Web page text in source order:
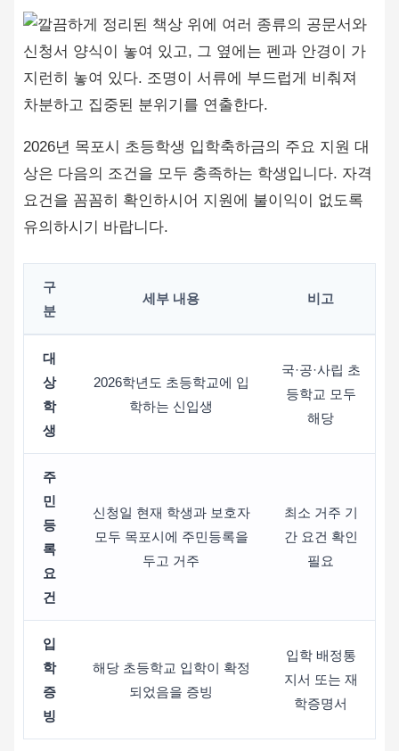
2026년 목포시 초등학생 입학축하금의 주요 지원 대
상은 다음의 조건을 모두 충족하는 학생입니다. 자격
요건을 꼼꼼히 확인하시어 지원에 불이익이 없도록
유의하시기 바랍니다.
구
분
세부 내용 비고
대
상
학
생
2026학년도 초등학교에 입
학하는 신입생
국·공·사립 초
등학교 모두
해당
주
민
등
록
요
건
신청일 현재 학생과 보호자
모두 목포시에 주민등록을
두고 거주
최소 거주 기
간 요건 확인
필요
입
학
증
빙
해당 초등학교 입학이 확정
되었음을 증빙
입학 배정통
지서 또는 재
학증명서